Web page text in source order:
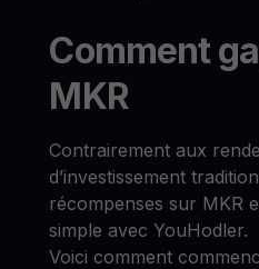
Comment
MKR
Contrairement aux
d’investissement
récompenses sur MKR
simple avec YouHodler.
Voici comment